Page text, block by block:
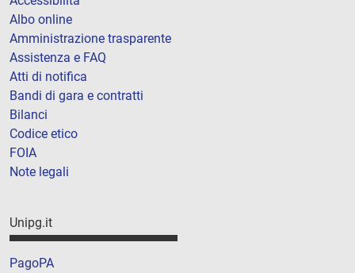
Albo online
Amministrazione trasparente
Assistenza e FAQ
Atti di notifica
Bandi di gara e contratti
Bilanci
Codice etico
FOIA
Note legali
Unipg.it
PagoPA